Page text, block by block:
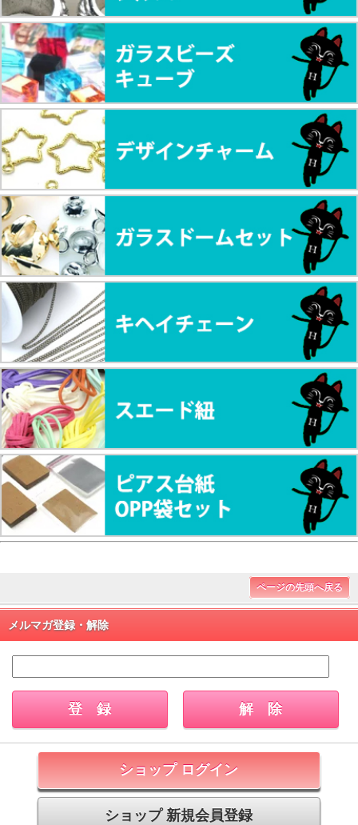
ページの先頭へ戻る
メルマガ登録・解除
ショップ ログイン
ショップ 新規会員登録